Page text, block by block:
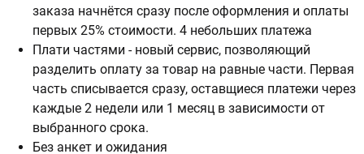
заказа начнётся сразу после оформления и оплаты
первых 25% стоимости. 4 небольших платежа
Плати частями - новый сервис, позволяющий
разделить оплату за товар на равные части. Первая
часть списывается сразу, оставщиеся платежи через
каждые 2 недели или 1 месяц в зависимости от
выбранного срока.
Без анкет и ожидания